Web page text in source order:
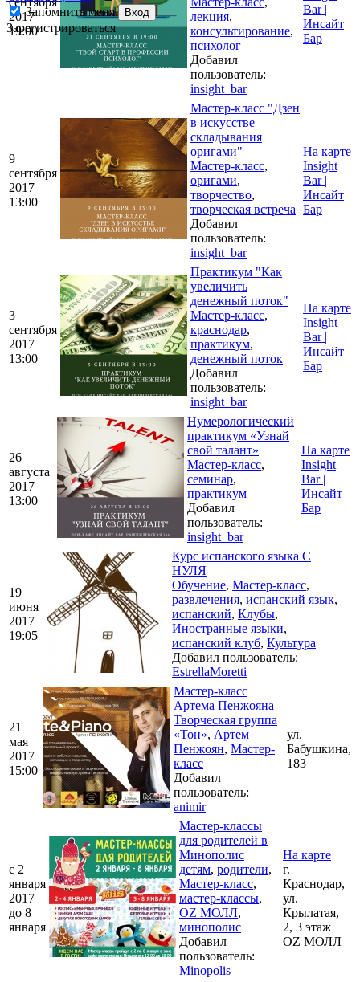
Запомнить меня
Вход
Зарегистрироваться
2017
19:00
лекция,
консультирование,
психолог
Добавил
пользователь:
insight_bar
Bar |
Инсайт
Бар
9
сентября
2017
13:00
Мастер-класс "Дзен
в искусстве
складывания
оригами"
Мастер-класс,
оригами,
творчество,
творческая встреча
Добавил
пользователь:
insight_bar
На карте
Insight
Bar |
Инсайт
Бар
3
сентября
2017
13:00
Практикум "Как
увеличить
денежный поток"
Мастер-класс,
краснодар,
практикум,
денежный поток
Добавил
пользователь:
insight_bar
На карте
Insight
Bar |
Инсайт
Бар
26
августа
2017
13:00
Нумерологический
практикум «Узнай
свой талант»
Мастер-класс,
семинар,
практикум
Добавил
пользователь:
insight_bar
На карте
Insight
Bar |
Инсайт
Бар
19
июня
2017
19:05
Курс испанского языка С
НУЛЯ
Обучение, Мастер-класс,
развлечения, испанский язык,
испанский, Клубы,
Иностранные языки,
испанский клуб, Культура
Добавил пользователь:
EstrellaMoretti
21
мая
2017
15:00
Мастер-класс
Артема Пенжояна
Творческая группа
«Тон», Артем
Пенжоян, Мастер-
класс
Добавил
пользователь:
animir
ул.
Бабушкина,
183
c 2
января
2017
до 8
января
Мастер-классы
для родителей в
Минополис
детям, родители,
Мастер-класс,
мастер-классы,
OZ МОЛЛ,
минополис
Добавил
пользователь:
Minopolis
На карте
г.
Краснодар,
ул.
Крылатая,
2, 3 этаж
OZ МОЛЛ